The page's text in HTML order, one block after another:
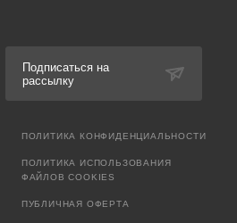
Подписаться на
рассылку
ПОЛИТИКА КОНФИДЕНЦИАЛЬНОСТИ
ПОЛИТИКА ИСПОЛЬЗОВАНИЯ
ФАЙЛОВ COOKIES
ПУБЛИЧНАЯ ОФЕРТА